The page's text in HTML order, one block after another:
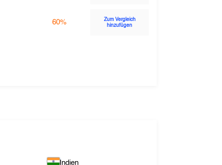
60%
Zum Vergleich
hinzufügen
Indien